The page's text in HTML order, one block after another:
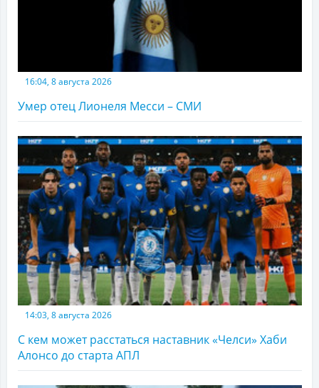
16:04, 8 августа 2026
Умер отец Лионеля Месси – СМИ
14:03, 8 августа 2026
С кем может расстаться наставник «Челси» Хаби
Алонсо до старта АПЛ